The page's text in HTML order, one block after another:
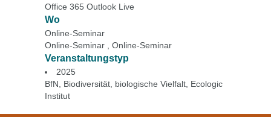
Office 365 Outlook Live
Wo
Online-Seminar
Online-Seminar , Online-Seminar
Veranstaltungstyp
2025
BfN
Biodiversität biologische Vielfalt Ecologic
Institut